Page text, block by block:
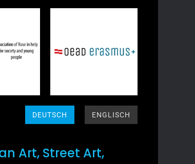
DEUTSCH ENGLISCH
Art, Street Art,